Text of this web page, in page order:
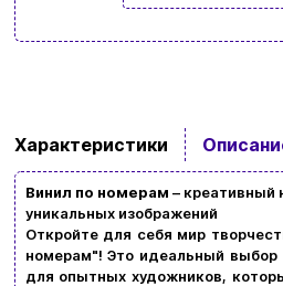
Характеристики
Винил по номерам – креативный
уникальных изображений
Откройте для себя мир
номерам"! Это идеальный выбор
для опытных художников,
Бренды
Доставка и
Новости и